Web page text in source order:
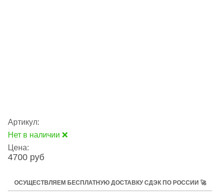
Артикул:
Нет в наличии ❌
Цена:
4700 руб
ОСУЩЕСТВЛЯЕМ БЕСПЛАТНУЮ ДОСТАВКУ СДЭК ПО РОССИИ 🚀